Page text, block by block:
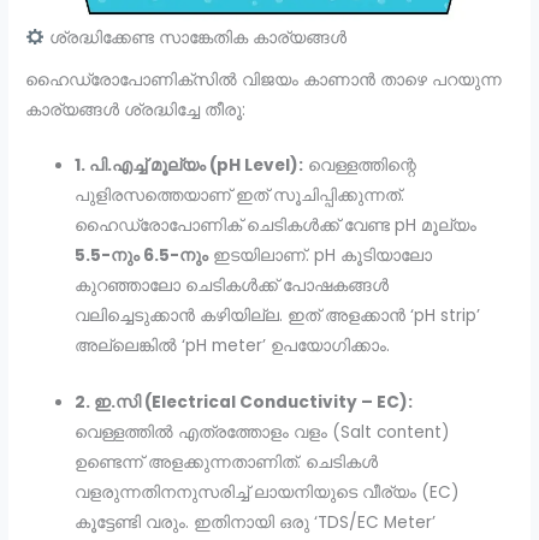
ശ്രദ്ധിക്കേണ്ട സാങ്കേതിക കാര്യങ്ങൾ
ഹൈഡ്രോപോണിക്സിൽ വിജയം കാണാൻ താഴെ പറയുന്ന
കാര്യങ്ങൾ ശ്രദ്ധിച്ചേ തീരൂ:
1. പി.എച്ച് മൂല്യം (pH Level): വെള്ളത്തിന്റെ
പുളിരസത്തെയാണ് ഇത് സൂചിപ്പിക്കുന്നത്.
ഹൈഡ്രോപോണിക് ചെടികൾക്ക് വേണ്ട pH മൂല്യം
5.5-നും 6.5-നുംഇടയിലാണ്. pH കൂടിയാലോ
കുറഞ്ഞാലോ ചെടികൾക്ക് പോഷകങ്ങൾ
വലിച്ചെടുക്കാൻ കഴിയില്ല. ഇത് അളക്കാൻ ‘pH strip’
അല്ലെങ്കിൽ ‘pH meter’ ഉപയോഗിക്കാം.
2. ഇ.സി (Electrical Conductivity – EC):
വെള്ളത്തിൽ എത്രത്തോളം വളം (Salt content)
ഉണ്ടെന്ന് അളക്കുന്നതാണിത്. ചെടികൾ
വളരുന്നതിനനുസരിച്ച് ലായനിയുടെ വീര്യം (EC)
കൂട്ടേണ്ടി വരും. ഇതിനായി ഒരു ‘TDS/EC Meter’